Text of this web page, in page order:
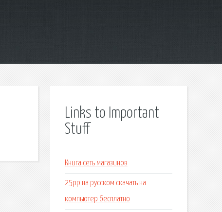
Links to Important
Stuff
Книга сеть магазинов
25pp на русском скачать на
компьютер бесплатно